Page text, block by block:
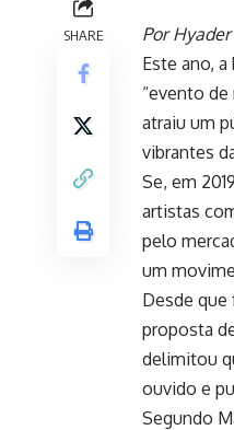
SHARE
Por
Este ano, a
“evento
atraiu um
vibrantes
Se, em
artistas
pelo
um
Desde que
proposta
delimitou
ouvido e
Segundo